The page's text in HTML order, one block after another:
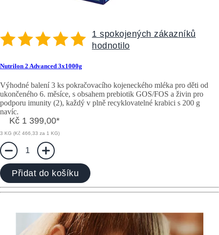
1 spokojených zákazníků
hodnotilo
Nutrilon 2 Advanced 3x1000g
Výhodné balení 3 ks pokračovacího kojeneckého mléka pro děti od
ukončeného 6. měsíce, s obsahem prebiotik GOS/FOS a živin pro
podporu imunity (2), každý v plně recyklovatelné krabici s 200 g
navíc.
Kč 1 399,00*
3 KG (Kč 466,33 za 1 KG)
1
Přidat do košíku